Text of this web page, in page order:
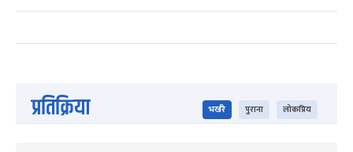
प्रतिक्रिया भर्खरै पुराना लोकप्रिय